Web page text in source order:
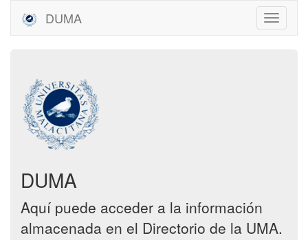
DUMA
DUMA
Aquí puede acceder a la información
almacenada en el Directorio de la UMA.